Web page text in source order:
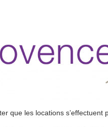
que les locations s’effectuent